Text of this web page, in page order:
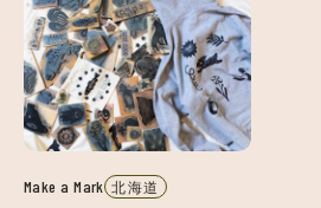
Make a Mark 北海道